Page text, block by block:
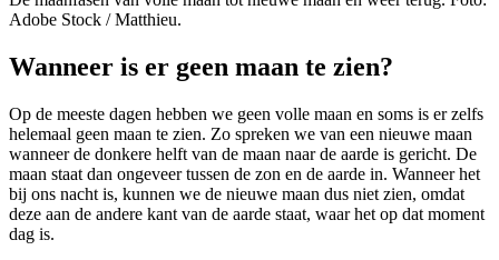
Adobe Stock / Matthieu.
Wanneer is er geen maan te zien?
Op de meeste dagen hebben we geen volle maan en soms is er zelfs
helemaal geen maan te zien. Zo spreken we van een nieuwe maan
wanneer de donkere helft van de maan naar de aarde is gericht. De
maan staat dan ongeveer tussen de zon en de aarde in. Wanneer het
bij ons nacht is, kunnen we de nieuwe maan dus niet zien, omdat
deze aan de andere kant van de aarde staat, waar het op dat moment
dag is.